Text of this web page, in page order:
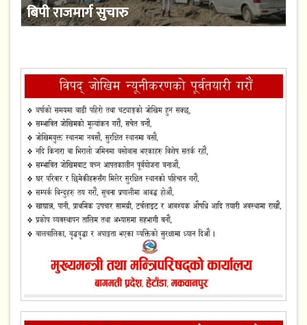
बिपी राजमार्ग सुचारु